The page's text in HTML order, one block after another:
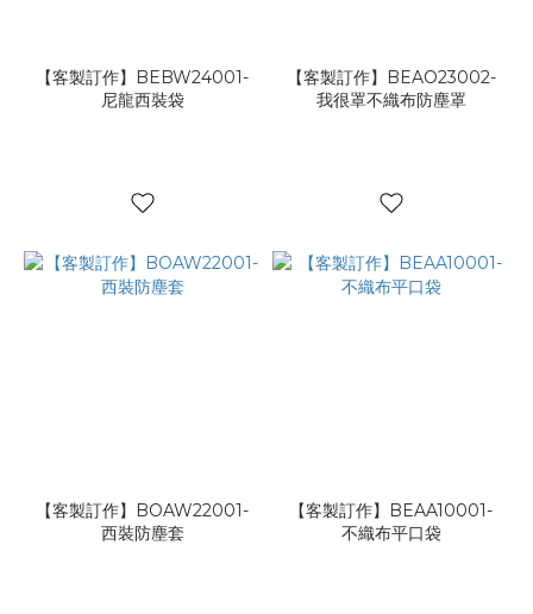
【客製訂作】BEBW24001-
尼龍西裝袋
【客製訂作】BEAO23002-
我很罩不織布防塵罩
【客製訂作】BOAW22001-
西裝防塵套
【客製訂作】BEAA10001-
不織布平口袋